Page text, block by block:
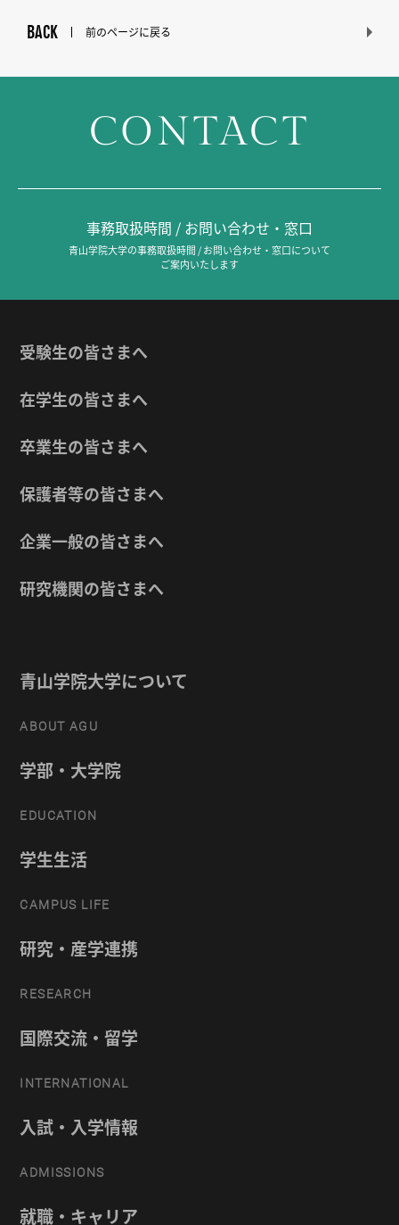
BACK 前のページに戻る
CONTACT
事務取扱時間 / お問い合わせ・窓口
青山学院大学の事務取扱時間 / お問い合わせ・窓口について
ご案内いたします
受験生の皆さまへ
在学生の皆さまへ
卒業生の皆さまへ
保護者等の皆さまへ
企業一般の皆さまへ
研究機関の皆さまへ
青山学院大学について
ABOUT AGU
学部・大学院
EDUCATION
学生生活
CAMPUS LIFE
研究・産学連携
RESEARCH
国際交流・留学
INTERNATIONAL
入試・入学情報
ADMISSIONS
就職・キャリア